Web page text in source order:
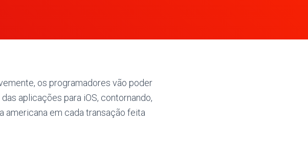
os programadores vão poder
aplicações para iOS, contornando,
americana em cada transação feita